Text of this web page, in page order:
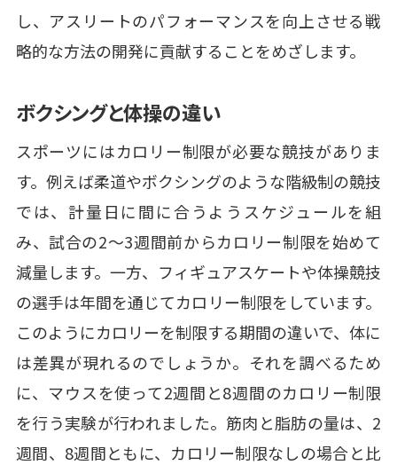
し、アスリートのパフォーマンスを向上させる戦
略的な方法の開発に貢献することをめざします。
ボクシングと体操の違い
スポーツにはカロリー制限が必要な競技がありま
す。例えば柔道やボクシングのような階級制の競技
では、計量日に間に合うようスケジュールを組
み、試合の2～3週間前からカロリー制限を始めて
減量します。一方、フィギュアスケートや体操競技
の選手は年間を通じてカロリー制限をしています。
このようにカロリーを制限する期間の違いで、体に
は差異が現れるのでしょうか。それを調べるため
に、マウスを使って2週間と8週間のカロリー制限
を行う実験が行われました。筋肉と脂肪の量は、2
週間、8週間ともに、カロリー制限なしの場合と比